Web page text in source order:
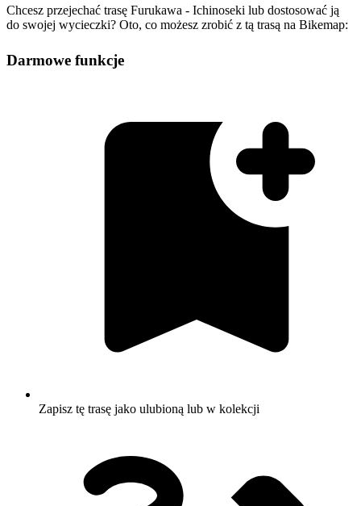
Chcesz przejechać trasę Furukawa - Ichinoseki lub dostosować ją
do swojej wycieczki? Oto, co możesz zrobić z tą trasą na Bikemap:
Darmowe funkcje
Zapisz tę trasę jako ulubioną lub w kolekcji